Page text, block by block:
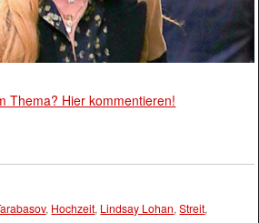
Thema? Hier kommentieren!
, Hochzeit, Lindsay Lohan,Streit,